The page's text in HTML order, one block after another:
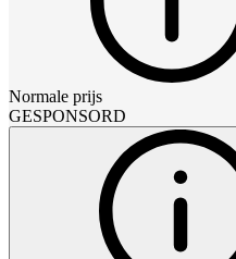
Normale prijs
GESPONSORD